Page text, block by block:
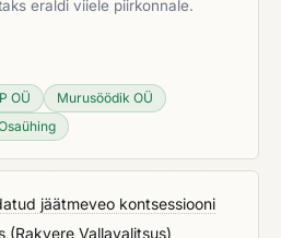
eraldi viiele piirkonnale.
OÜ
Murusöödik OÜ
jäätmeveo kontsessiooni
(Rakvere Vallavalitsus)